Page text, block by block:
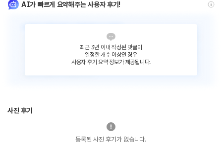
AI가 빠르게 요약해주는 사용자 후기!
최근 3년 이내 작성된 댓글이
일정한 개수 이상인 경우
사용자 후기 요약 정보가 제공됩니다.
사진 후기
등록된 사진 후기가 없습니다.